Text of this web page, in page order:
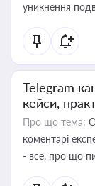
уникнення
Telegram
кейси,
Про що тема:
коментарі
- все, про що